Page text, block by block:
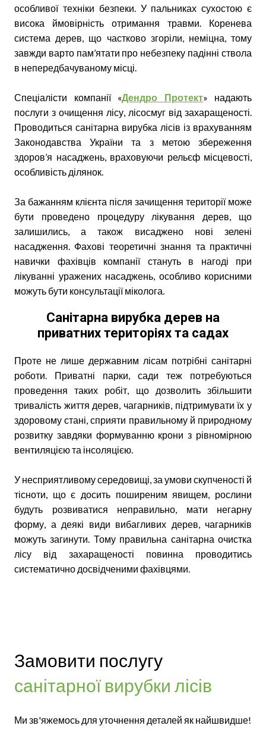
особливої техніки безпеки. У пальниках сухостою є
висока ймовірність отримання травми. Коренева
система дерев, що частково згоріли, неміцна, тому
завжди варто пам’ятати про небезпеку падінні ствола
в непередбачуваному місці.
Спеціалісти компанії «Дендро Протект» надають
послуги з очищення лісу, лісосмуг від захаращеності.
Проводиться санітарна вирубка лісів із врахуванням
Законодавства України та з метою збереження
здоров’я насаджень, враховуючи рельєф місцевості,
особливість ділянок.
За бажанням клієнта після зачищення території може
бути проведено процедуру лікування дерев, що
залишились, а також висаджено нові зелені
насадження. Фахові теоретичні знання та практичні
навички фахівців компанії стануть в нагоді при
лікуванні уражених насаджень, особливо корисними
можуть бути консультації міколога.
Санітарна вирубка дерев на
приватних територіях та садах
Проте не лише державним лісам потрібні санітарні
роботи. Приватні парки, сади теж потребуються
проведення таких робіт, що дозволить збільшити
тривалість життя дерев, чагарників, підтримувати їх у
здоровому стані, сприяти правильному й природному
розвитку завдяки формуванню крони з рівномірною
вентиляцією та інсоляцією.
У несприятливому середовищі, за умови скупченості й
тісноти, що є досить поширеним явищем, рослини
будуть розвиватися неправильно, мати негарну
форму, а деякі види вибагливих дерев, чагарників
можуть загинути. Тому правильна санітарна очистка
лісу від захаращеності повинна проводитись
систематично досвідченими фахівцями.
Замовити послугу
санітарної вирубки лісів
Ми зв'яжемось для уточнення деталей як найшвидше!